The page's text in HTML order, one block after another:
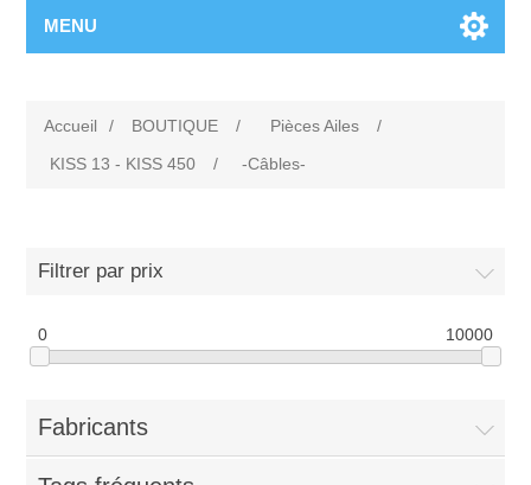
MENU
Accueil / BOUTIQUE / Pièces Ailes
/
KISS 13 - KISS 450
/ -Câbles-
Filtrer par prix
0 10000
Fabricants